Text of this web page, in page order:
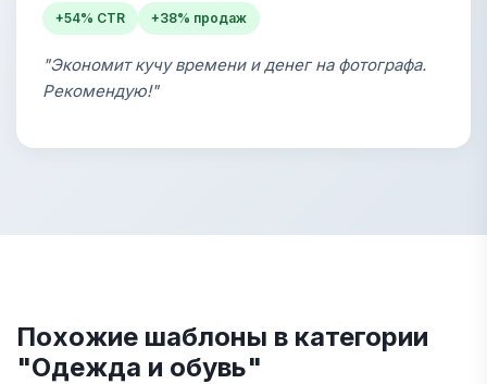
+54% CTR +38% продаж
"Экономит кучу времени и денег на фотографа.
Рекомендую!"
Похожие шаблоны в категории
"Одежда и обувь"